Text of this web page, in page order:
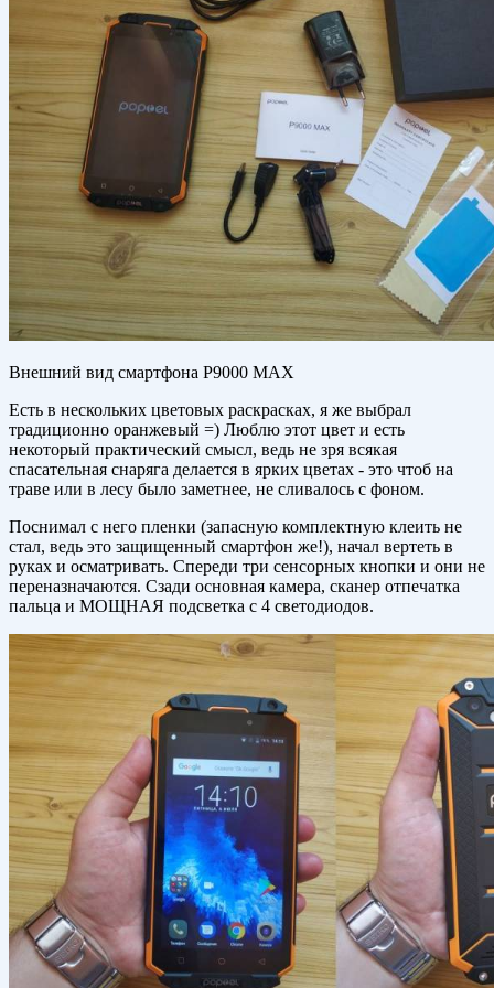
Внешний вид смартфона P9000 MAX
Есть в нескольких цветовых раскрасках, я же выбрал
традиционно оранжевый =) Люблю этот цвет и есть
некоторый практический смысл, ведь не зря всякая
спасательная снаряга делается в ярких цветах - это чтоб на
траве или в лесу было заметнее, не сливалось с фоном.
Поснимал с него пленки (запасную комплектную клеить не
стал, ведь это защищенный смартфон же!), начал вертеть в
руках и осматривать. Спереди три сенсорных кнопки и они не
переназначаются. Сзади основная камера, сканер отпечатка
пальца и МОЩНАЯ подсветка с 4 светодиодов.